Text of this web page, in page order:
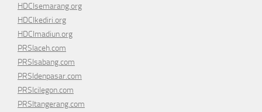
HDCIsemarang.org
HDCIkediri.org
HDCImadiun.org
PRSIaceh.com
PRSIsabang.com
PRSIdenpasar.com
PRSIcilegon.com
PRSItangerang.com